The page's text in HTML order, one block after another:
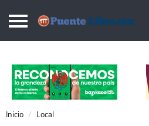
Puentelibre.mx
Local
Nacional
Opinión
Inicio Local